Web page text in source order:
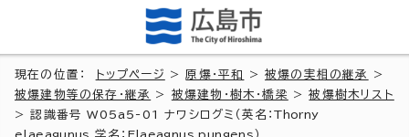
現在の位置： トップページ >原爆・平和 >被爆の実相の継承
>
被爆建物等の保存・継承
> 被爆建物・樹木・橋梁 >被爆樹木リスト
> 認識番号 W05a5-01 ナワシログミ（英名：Thorny
elaeagunus 学名： Elaeagnus pungens ）